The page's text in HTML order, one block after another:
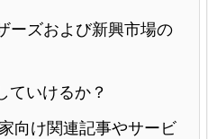
ーズおよび新興市場の
ていけるか？
向け関連記事やサービ